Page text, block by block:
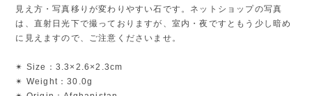
見え方・写真移りが変わりやすい石です。ネットショップの写真
は、直射日光下で撮っておりますが、室内・夜ですともう少し暗め
に見えますので、ご注意くださいませ。
✴︎ Size：3.3×2.6×2.3cm
✴︎ Weight：30.0g